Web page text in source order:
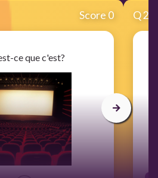
Score 0
ce que c'est?
Q2